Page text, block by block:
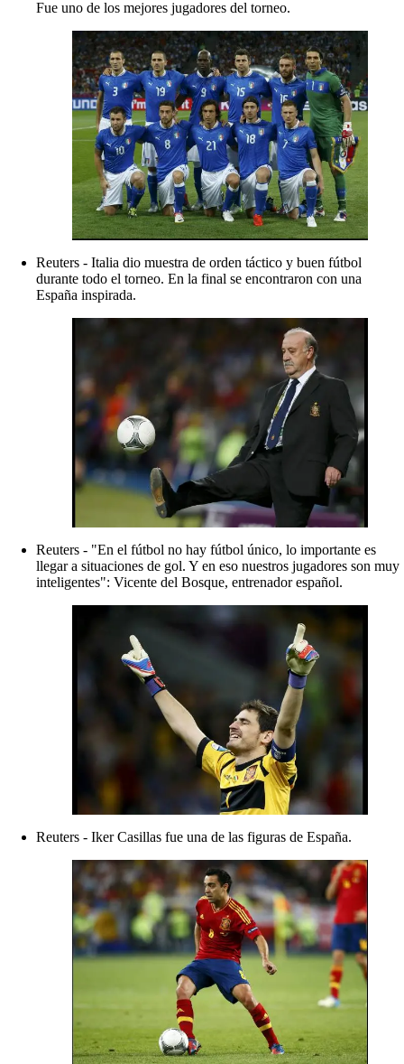
Fue uno de los mejores jugadores del torneo.
Reuters - Italia dio muestra de orden táctico y buen fútbol
durante todo el torneo. En la final se encontraron con una
España inspirada.
Reuters - "En el fútbol no hay fútbol único, lo importante es
llegar a situaciones de gol. Y en eso nuestros jugadores son muy
inteligentes": Vicente del Bosque, entrenador español.
Reuters - Iker Casillas fue una de las figuras de España.